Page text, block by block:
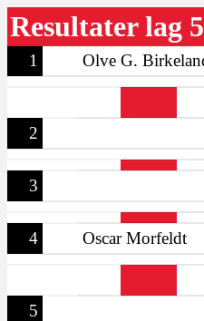
Resultater lag
1 Olve G.
2
3
4 Oscar Morfeldt
5